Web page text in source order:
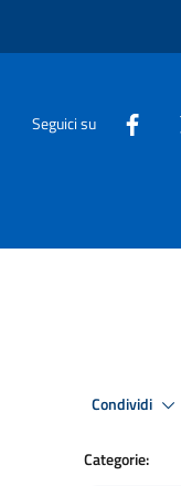
Seguici su
Condividi
Categorie: